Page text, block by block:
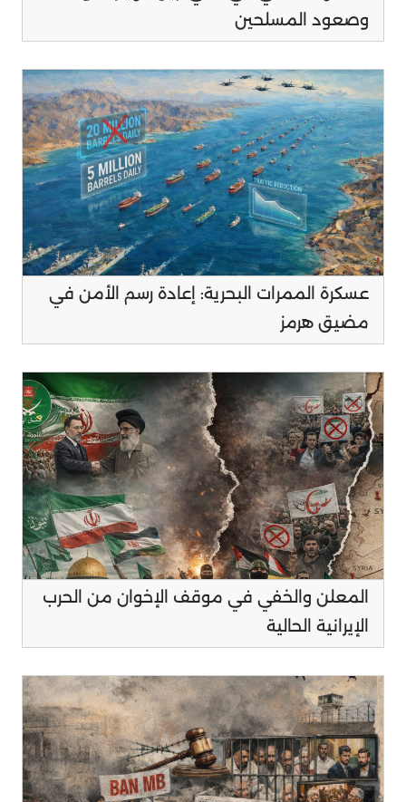
وصعود المسلحين
عسكرة الممرات البحرية: إعادة رسم الأمن في
مضيق هرمز
المعلن والخفي في موقف الإخوان من الحرب
الإيرانية الحالية